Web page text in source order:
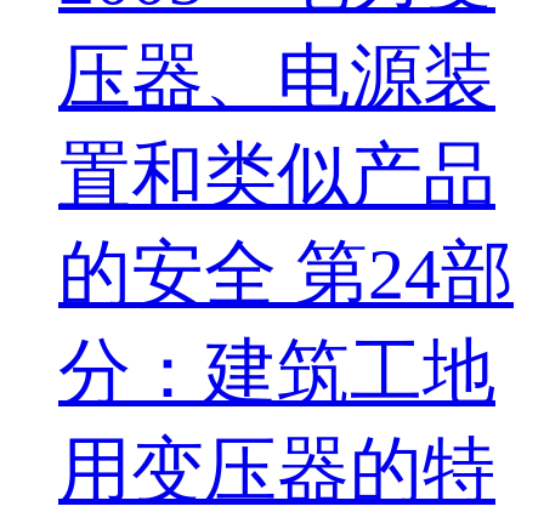
压器、电源装
置和类似产品
的安全 第24部
分：建筑工地
用变压器的特